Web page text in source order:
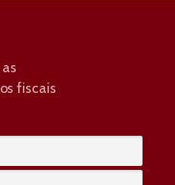
fiscais